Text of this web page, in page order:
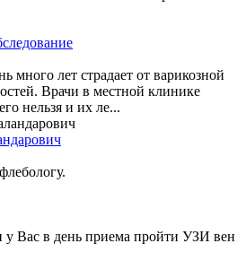
много лет страдает от варикозной
Врачи в местной клинике
нельзя и их ле...
Вас в день приема пройти УЗИ вен